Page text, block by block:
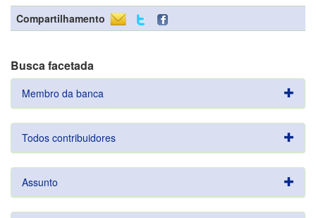
Compartilhamento
Busca facetada
Membro da banca
Todos contribuidores
Assunto